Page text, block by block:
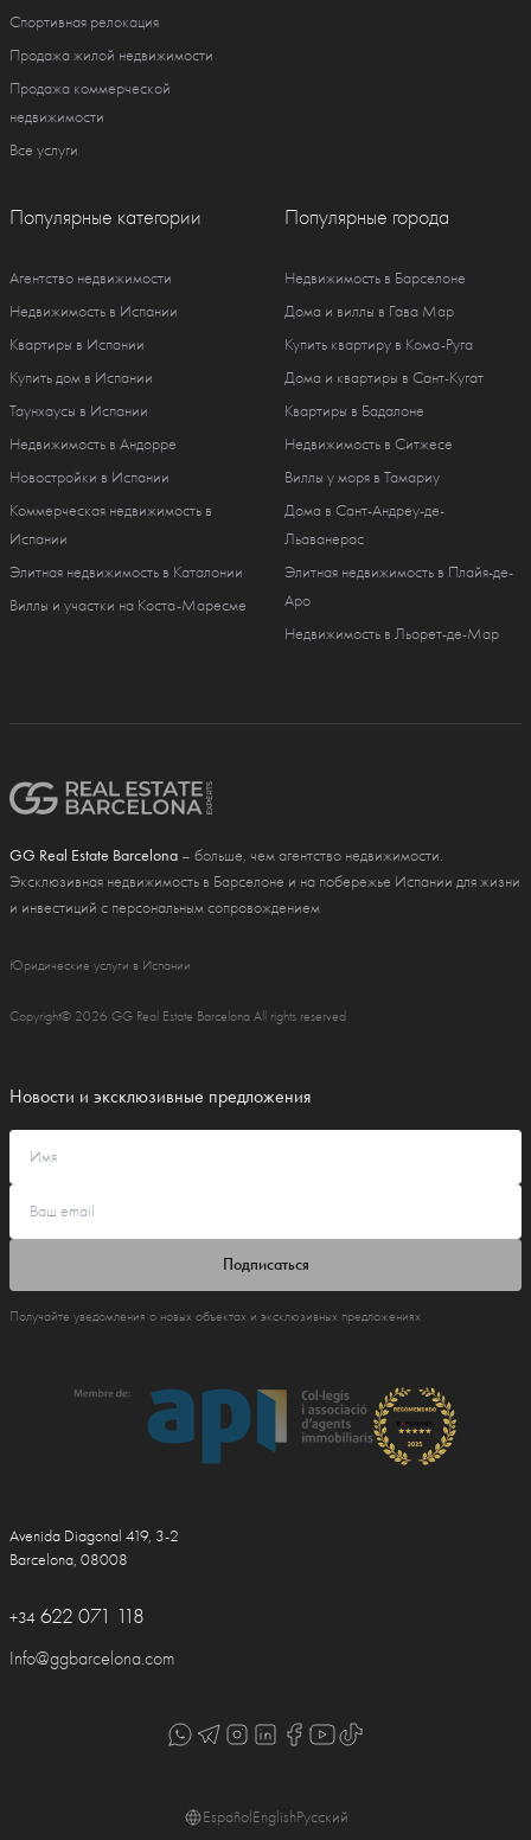
Спортивная релокация
Продажа жилой недвижимости
Продажа коммерческой
недвижимости
Все услуги
Популярные категории
Агентство недвижимости
Недвижимость в Испании
Квартиры в Испании
Купить дом в Испании
Таунхаусы в Испании
Недвижимость в Андорре
Новостройки в Испании
Коммерческая недвижимость в
Испании
Элитная недвижимость в Каталонии
Виллы и участки на Коста-Маресме
Популярные города
Недвижимость в Барселоне
Дома и виллы в Гава Мар
Купить квартиру в Кома-Руга
Дома и квартиры в Сант-Кугат
Квартиры в Бадалоне
Недвижимость в Ситжесе
Виллы у моря в Тамариу
Дома в Сант-Андреу-де-
Льаванерас
Элитная недвижимость в Плайя-де-
Аро
Недвижимость в Льорет-де-Мар
GG Real Estate Barcelona – больше, чем агентство недвижимости.
Эксклюзивная недвижимость в Барселоне и на побережье Испании для жизни
и инвестиций с персональным сопровождением
Юридические услуги в Испании
Copyright© 2026 GG Real Estate Barcelona All rights reserved
Новости и эксклюзивные предложения
Подписаться
Получайте уведомления о новых объектах и эксклюзивных предложениях
Avenida Diagonal 419, 3-2
Barcelona, 08008
+34 622 071 118
Info@ggbarcelona.com
EspañolEnglishРусский